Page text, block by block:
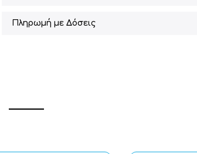
Πληρωμή με Δόσεις